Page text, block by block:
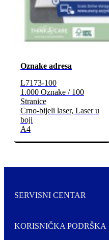
Oznake adresa
L7173-100
1.000 Oznake / 100
Stranice
Crno-bijeli laser, Laser u
boji
A4
SERVISNI CENTAR
KORISNIČKA PODRŠKA